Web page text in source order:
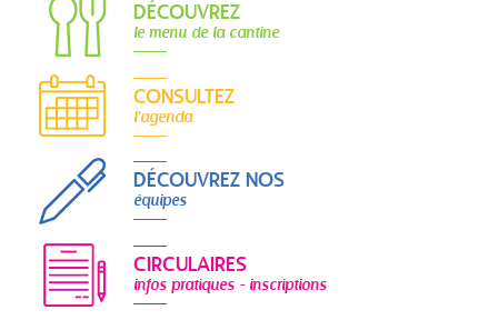
DÉCOUVREZ
le menu de la cantine
CONSULTEZ
l'agenda
DÉCOUVREZ NOS
équipes
CIRCULAIRES
infos pratiques - inscriptions